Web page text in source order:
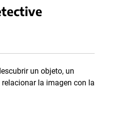
un objeto, un
la imagen con la